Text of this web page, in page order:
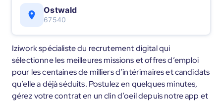
Ostwald
67540
Iziwork spécialiste du recrutement digital qui
sélectionne les meilleures missions et offres d’emploi
pour les centaines de milliers d’intérimaires et candidats
qu’elle a déjà séduits. Postulez en quelques minutes,
gérez votre contrat en un clin d’oeil depuis notre app et